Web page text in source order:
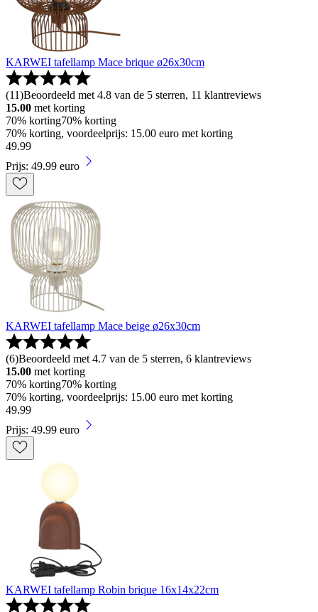
KARWEI tafellamp Mace brique ø26x30cm
(11)Beoordeeld met 4.8 van de 5 sterren, 11 klantreviews
15.00 met korting
70% korting70% korting
70% korting, voordeelprijs: 15.00 euro met korting
49.99
Prijs: 49.99 euro
KARWEI tafellamp Mace beige ø26x30cm
(6)Beoordeeld met 4.7 van de 5 sterren, 6 klantreviews
15.00 met korting
70% korting70% korting
70% korting, voordeelprijs: 15.00 euro met korting
49.99
Prijs: 49.99 euro
KARWEI tafellamp Robin brique 16x14x22cm